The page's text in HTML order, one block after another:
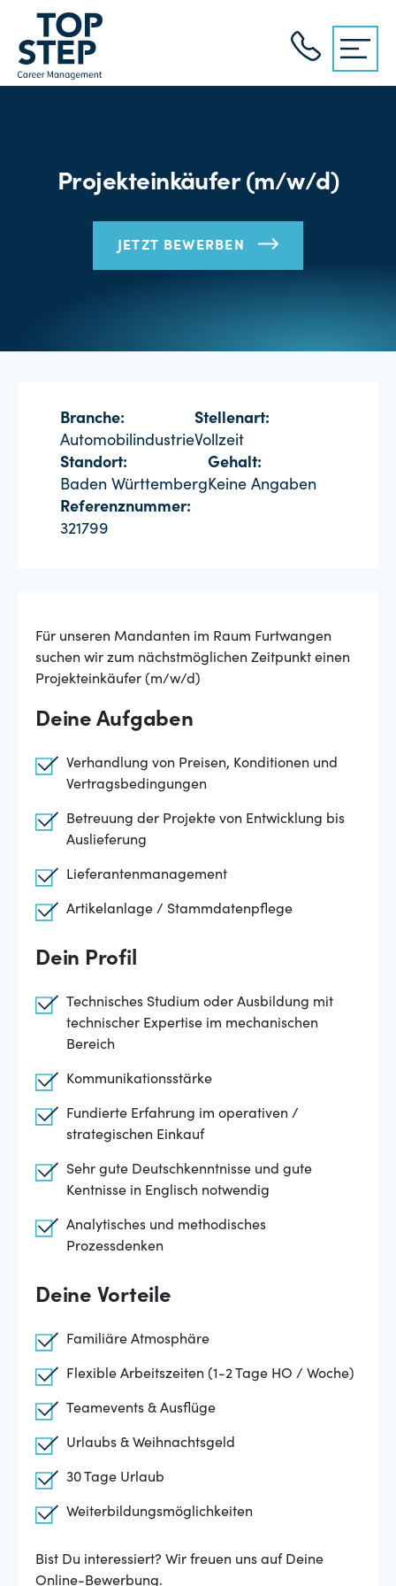
Projekteinkäufer (m/w/d)
JETZT BEWERBEN
Branche:
Automobilindustrie
Stellenart:
Vollzeit
Standort:
Baden Württemberg
Gehalt:
Keine Angaben
Referenznummer:
321799
Für unseren Mandanten im Raum Furtwangen
suchen wir zum nächstmöglichen Zeitpunkt einen
Projekteinkäufer (m/w/d)
Deine Aufgaben
Verhandlung von Preisen, Konditionen und
Vertragsbedingungen
Betreuung der Projekte von Entwicklung bis
Auslieferung
Lieferantenmanagement
Artikelanlage / Stammdatenpflege
Dein Profil
Technisches Studium oder Ausbildung mit
technischer Expertise im mechanischen
Bereich
Kommunikationsstärke
Fundierte Erfahrung im operativen /
strategischen Einkauf
Sehr gute Deutschkenntnisse und gute
Kentnisse in Englisch notwendig
Analytisches und methodisches
Prozessdenken
Deine Vorteile
Familiäre Atmosphäre
Flexible Arbeitszeiten (1-2 Tage HO / Woche)
Teamevents & Ausflüge
Urlaubs & Weihnachtsgeld
30 Tage Urlaub
Weiterbildungsmöglichkeiten
Bist Du interessiert? Wir freuen uns auf Deine
Online-Bewerbung.